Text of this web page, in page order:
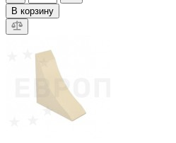
В корзину